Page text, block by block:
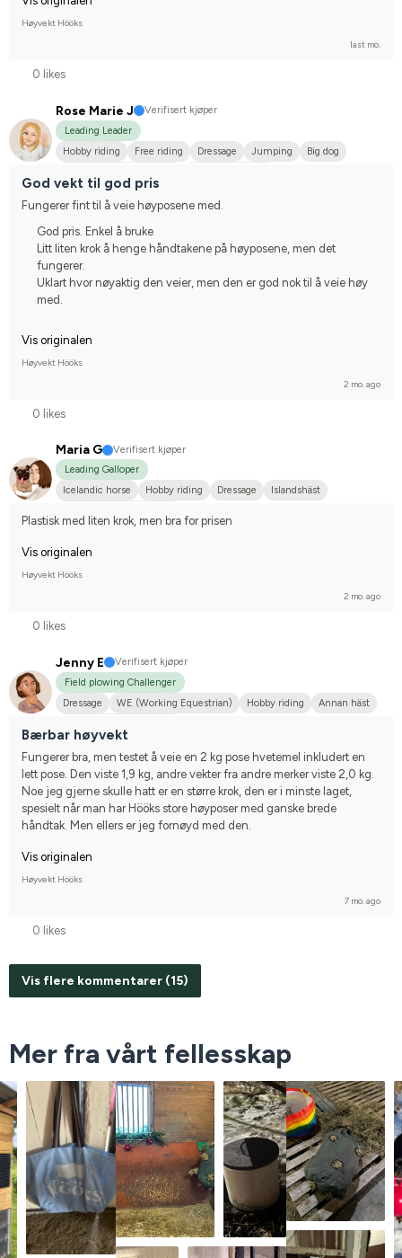
Høyvekt Hööks
last mo.
0 likes
Rose Marie J
Verifisert kjøper
Leading Leader
Hobby riding
Free riding Dressage Jumping
Big dog
Compete on hobby-level
God vekt til god pris
Fungerer fint til å veie høyposene med.
God pris. Enkel å bruke
Litt liten krok å henge håndtakene på høyposene, men det
fungerer.
Uklart hvor nøyaktig den veier, men den er god nok til å veie høy
med.
Vis originalen
Høyvekt Hööks
2 mo. ago
0 likes
Maria G
Verifisert kjøper
Leading Galloper
Icelandic horse
Hobby riding Dressage
Islandshäst
Plastisk med liten krok, men bra for prisen
Vis originalen
Høyvekt Hööks
2 mo. ago
0 likes
Jenny E
Verifisert kjøper
Field plowing Challenger
Dressage
WE (Working Equestrian) Hobby riding
Annan häst
Bærbar høyvekt
Fungerer bra, men testet å veie en 2 kg pose hvetemel inkludert en
lett pose. Den viste 1,9 kg, andre vekter fra andre merker viste 2,0 kg.
Noe jeg gjerne skulle hatt er en større krok, den er i minste laget,
spesielt når man har Hööks store høyposer med ganske brede
håndtak. Men ellers er jeg fornøyd med den.
Vis originalen
Høyvekt Hööks
7 mo. ago
0 likes
Vis flere kommentarer (15)
Mer fra vårt fellesskap